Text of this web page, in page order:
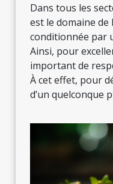
Dans tous les
est le domaine
conditionnée par
Ainsi, pour
important de
À cet effet, pour
d’un quelconque